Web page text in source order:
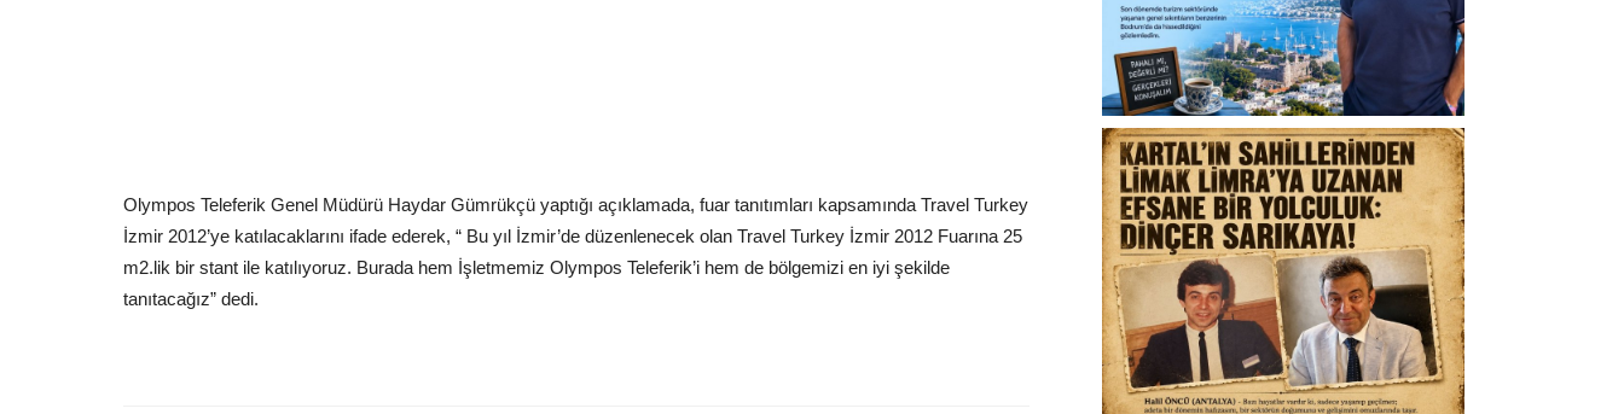
Olympos Teleferik Genel Müdürü Haydar Gümrükçü yaptığı açıklamada, fuar tanıtımları kapsamında Travel Turkey
İzmir 2012’ye katılacaklarını ifade ederek, “ Bu yıl İzmir’de düzenlenecek olan Travel Turkey İzmir 2012 Fuarına 25
m2.lik bir stant ile katılıyoruz. Burada hem İşletmemiz Olympos Teleferik’i hem de bölgemizi en iyi şekilde
tanıtacağız” dedi.